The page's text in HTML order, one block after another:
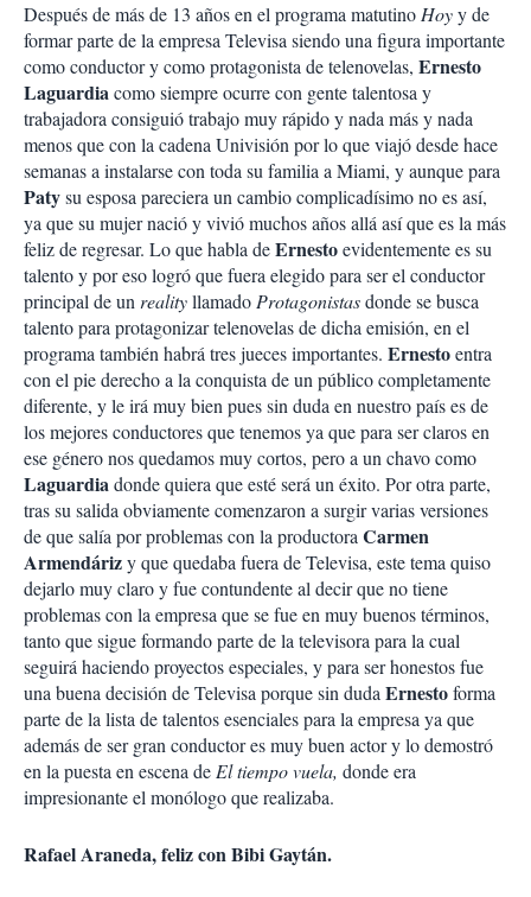
m
p
a
t
i
r
Después de más de 13 años en el programa matutino Hoyy de
formar parte de la empresa Televisa siendo una figura importante
como conductor y como protagonista de telenovelas, Ernesto
Laguardiacomo siempre ocurre con gente talentosa y
trabajadora consiguió trabajo muy rápido y nada más y nada
menos que con la cadena Univisión por lo que viajó desde hace
semanas a instalarse con toda su familia a Miami, y aunque para
Patysu esposa pareciera un cambio complicadísimo no es así,
ya que su mujer nació y vivió muchos años allá así que es la más
feliz de regresar. Lo que habla deErnestoevidentemente es su
talento y por eso logró que fuera elegido para ser el conductor
principal de un realityllamado Protagonistasdonde se busca
talento para protagonizar telenovelas de dicha emisión, en el
programa también habrá tres jueces importantes. Ernestoentra
con el pie derecho a la conquista de un público completamente
diferente, y le irá muy bien pues sin duda en nuestro país es de
los mejores conductores que tenemos ya que para ser claros en
ese género nos quedamos muy cortos, pero a un chavo como
Laguardiadonde quiera que esté será un éxito. Por otra parte,
tras su salida obviamente comenzaron a surgir varias versiones
de que salía por problemas con la productora Carmen
Armendárizy que quedaba fuera de Televisa, este tema quiso
dejarlo muy claro y fue contundente al decir que no tiene
problemas con la empresa que se fue en muy buenos términos,
tanto que sigue formando parte de la televisora para la cual
seguirá haciendo proyectos especiales, y para ser honestos fue
una buena decisión de Televisa porque sin duda Ernestoforma
parte de la lista de talentos esenciales para la empresa ya que
además de ser gran conductor es muy buen actor y lo demostró
en la puesta en escena de El tiempo vuela, donde era
impresionante el monólogo que realizaba.
Rafael Araneda, feliz con Bibi Gaytán.